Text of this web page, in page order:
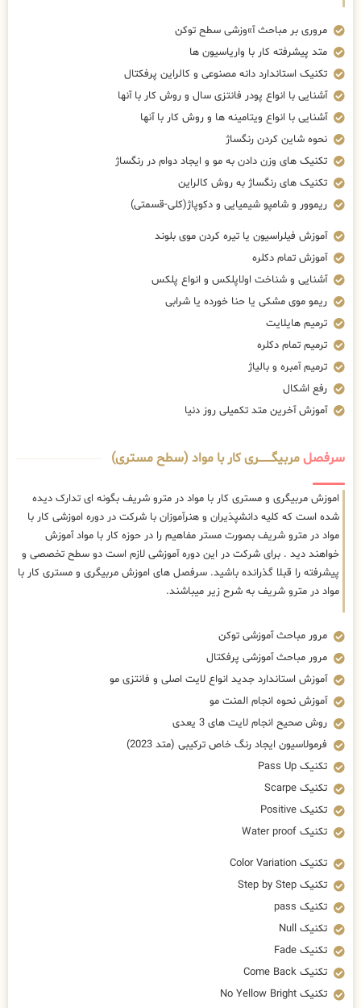
مروری بر مباحث آ»وزشی سطح توکن
متد پیشرفته کار با واریاسیون ها
تکنیک استاندارد دانه مصنوعی و کالراین پرفکتال
آشنایی با انواع پودر فانتزی سال و روش کار با آنها
آشنایی با انواع ویتامینه ها و روش کار با آنها
نحوه شاین کردن رنگساژ
تکنیک های وزن دادن به مو و ایجاد دوام در رنگساژ
تکنیک های رنگساژ به روش کالراین
ریموور و شامپو شیمیایی و دکوپاژ(کلی-قسمتی)
آموزش فیلراسیون یا تیره کردن موی بلوند
آموزش تمام دکلره
آشنایی و شناخت اولاپلکس و انواع پلکس
ریمو موی مشکی یا حنا خورده یا شرابی
ترمیم هایلایت
ترمیم تمام دکلره
ترمیم آمبره و بالیاژ
رفع اشکال
آموزش آخرین متد تکمیلی روز دنیا
سرفصلمربیگــــــــری کار با مواد (سطح مستری)
اموزش مربیگری و مستری کار با مواد در مترو شریف بگونه ای تدارک دیده
شده است که کلیه دانشپذیران و هنرآموزان با شرکت در دوره اموزشی کار با
مواد در مترو شریف بصورت مستر مفاهیم را در حوزه کار با مواد آموزش
خواهند دید . برای شرکت در این دوره آموزشی لازم است دو سطح تخصصی و
پیشرفته را قبلا گذرانده باشید. سرفصل های اموزش مربیگری و مستری کار با
مواد در مترو شریف به شرح زیر میباشند.
مرور مباحث آموزشی توکن
مرور مباحث آموزشی پرفکتال
آموزش استاندارد جدید انواع لایت اصلی و فانتزی مو
آموزش نحوه انجام المنت مو
روش صحیح انجام لایت های 3 یعدی
فرمولاسیون ایجاد رنگ خاص ترکیبی (متد 2023)
تکنیک Pass Up
تکنیک Scarpe
تکنیک Positive
تکنیک Water proof
تکنیک Color Variation
تکنیک Step by Step
تکنیک pass
تکنیک Null
تکنیک Fade
تکنیک Come Back
تکنیک No Yellow Bright